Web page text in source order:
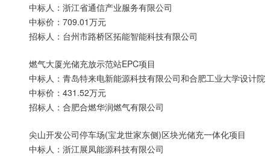
中标人：浙江省通信产业服务有限公司
中标价：709.01万元
招标人：台州市路桥区拓能智能科技有限公司
燃气大厦光储充放示范站EPC项目
中标人：青岛特来电新能源科技有限公司和合肥工业大学设计
中标价：431.52万元
招标人：合肥合燃华润燃气有限公司
尖山开发公司停车场(宝龙世家东侧)区块光储充一体化项目
中标人：浙江展凤能源科技有限公司